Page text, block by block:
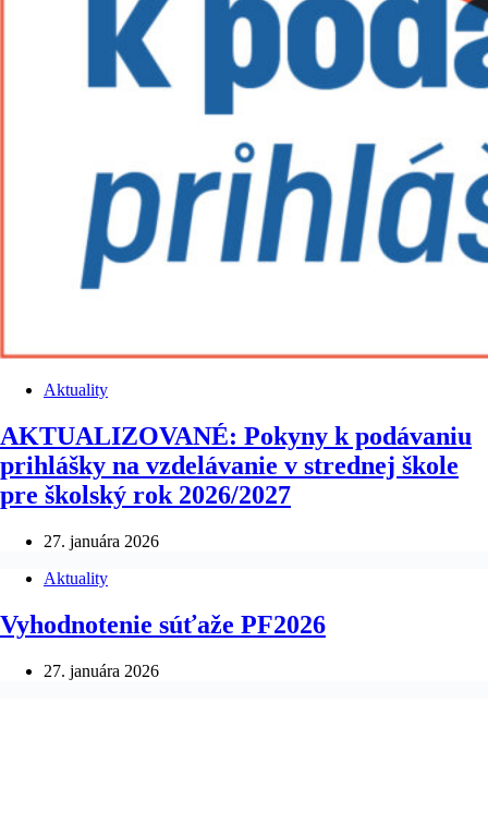
Aktuality
AKTUALIZOVANÉ: Pokyny k podávaniu
prihlášky na vzdelávanie v strednej škole
pre školský rok 2026/2027
27. januára 2026
Aktuality
Vyhodnotenie súťaže PF2026
27. januára 2026